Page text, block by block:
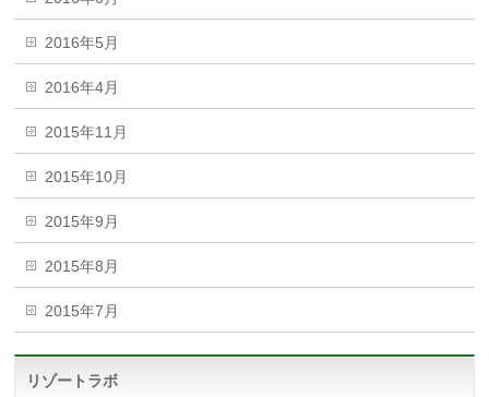
2016年5月
2016年4月
2015年11月
2015年10月
2015年9月
2015年8月
2015年7月
リゾートラボ